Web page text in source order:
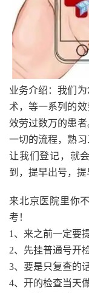
业务介绍：我们
术，等一系列的效
效劳过数万的患
一切的流程，熟
让我们登记，就
到，提早出号，提
来北京医院里你
考！
1、来之前一定要
2、先挂普通号开
3、要是只复查的
4、开的检查当天